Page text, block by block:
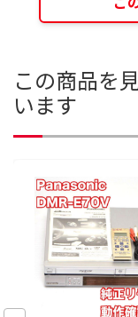
この商品を
います